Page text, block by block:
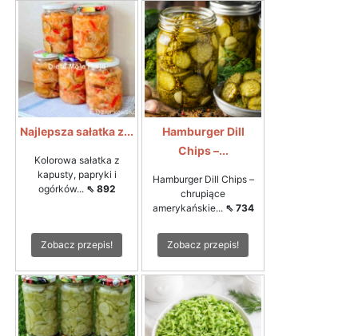
Najlepsza sałatka z...
Kolorowa sałatka z
kapusty, papryki i
ogórków... ⇖ 892
Zobacz przepis!
Hamburger Dill
Chips –...
Hamburger Dill Chips –
chrupiące
amerykańskie... ⇖ 734
Zobacz przepis!